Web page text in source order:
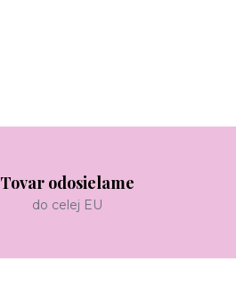
Tovar odosielame
do celej EU